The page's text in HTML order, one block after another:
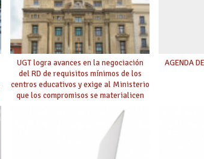
UGT logra avances en la negociación
del RD de requisitos mínimos de los
centros educativos y exige al Ministerio
que los compromisos se materialicen
AGENDA